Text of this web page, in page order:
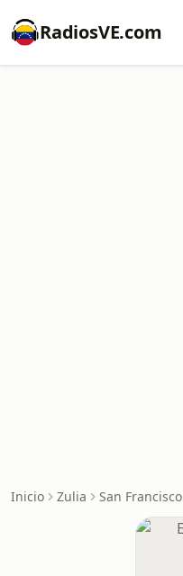
RadiosVE.com
Inicio Zulia San Francisco